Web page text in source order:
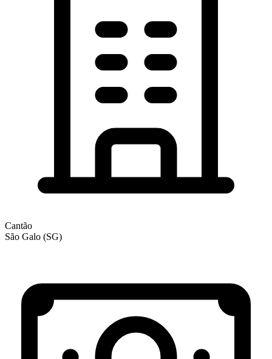
Cantão
São Galo (SG)